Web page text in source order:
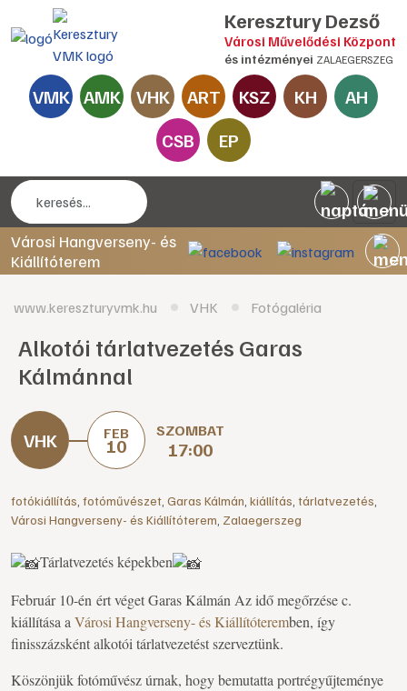
Keresztury Dezső
Városi Művelődési Központ
és intézményei ZALAEGERSZEG
VMK AMK VHK ART KSZ KH
AH
CSB
EP
Városi Hangverseny- és
Kiállítóterem
www.kereszturyvmk.hu VHK Fotógaléria
Alkotói tárlatvezetés Garas
Kálmánnal
FEB
10
SZOMBAT
17:00
fotókiállítás fotóművészet Garas Kálmán kiállítás tárlatvezetés
Városi Hangverseny- és Kiállítóterem Zalaegerszeg
Tárlatvezetés képekben
Február 10-én ért véget Garas Kálmán Az idő megőrzése c.
kiállítása aVárosi Hangverseny- és Kiállítóteremben, így
finisszázsként alkotói tárlatvezetést szerveztünk.
Köszönjük fotóművész úrnak, hogy bemutatta portrégyűjteménye